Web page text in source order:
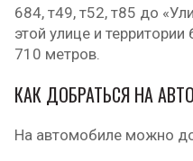
684, т49, т52, т85 до
этой улице и
710 метров.
КАК ДОБРАТЬСЯ НА
На автомобиле можно